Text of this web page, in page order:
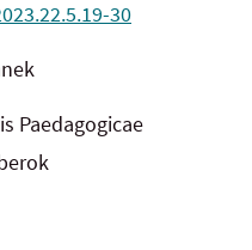
30
Paedagogicae